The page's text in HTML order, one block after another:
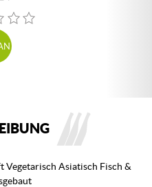
Asiatisch Fisch &